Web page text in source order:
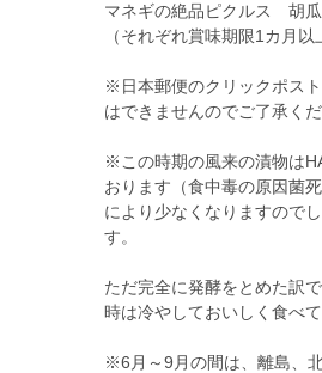
マネギの絶品ピクルス 胡
（それぞれ賞味期限1カ月以
※日本郵便のクリックポス
はできませんのでご了承く
※この時期の風来の漬物は
おります（食中毒の原因菌
により少なくなりますので
す。
ただ完全に発酵をとめた訳
時は冷やしておいしく食べ
※6月～9月の間は、離島、